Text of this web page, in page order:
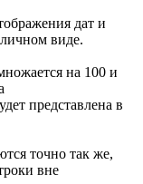
дат и
виде.
на 100 и
представлена в
точно так же,
вне